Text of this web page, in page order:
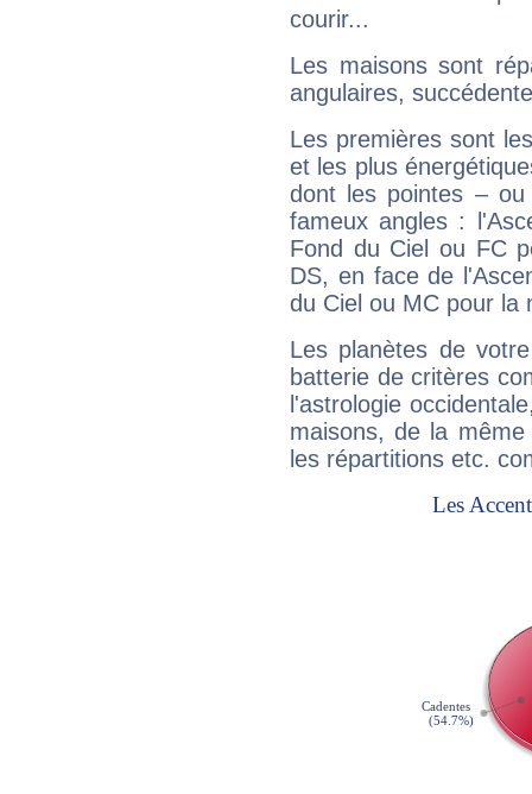
courir...
Les maisons sont
angulaires,
Les premières sont
et les plus
dont les pointes –
fameux angles :
Fond du Ciel ou FC
DS, en face de
du Ciel ou MC pour la
Les planètes de
batterie de critères
l'astrologie
maisons, de la
les répartitions etc.